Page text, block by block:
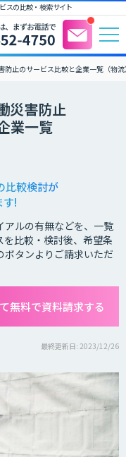
スの比較・検索サイト
防止のサービス比較と企業一覧（物
災害防止
業一覧
比較検討が
す!
アルの有無などを、一覧
比較・検討後、希望条
タンよりご請求いただ
無料で資料請求する
最終更新日: 2023/12/26